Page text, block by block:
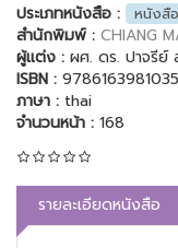
ประเภทหนังสือ :
หนังสื
สำนักพิมพ์ : CHIANG
ผู้แต่ง : ผศ. ดร. ปาจรี
ISBN : 9786163981035
ภาษา : thai
จำนวนหน้า : 168
รายละเอียดหนังสือ